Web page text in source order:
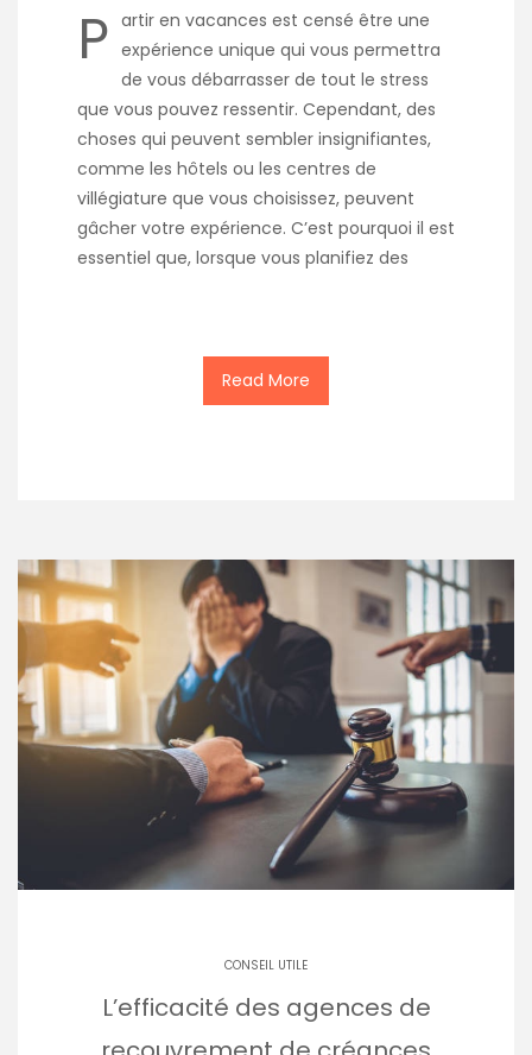
P artir en vacances est censé être une
expérience unique qui vous permettra
de vous débarrasser de tout le stress
que vous pouvez ressentir. Cependant, des
choses qui peuvent sembler insignifiantes,
comme les hôtels ou les centres de
villégiature que vous choisissez, peuvent
gâcher votre expérience. C’est pourquoi il est
essentiel que, lorsque vous planifiez des
Read More
CONSEIL UTILE
L’efficacité des agences de